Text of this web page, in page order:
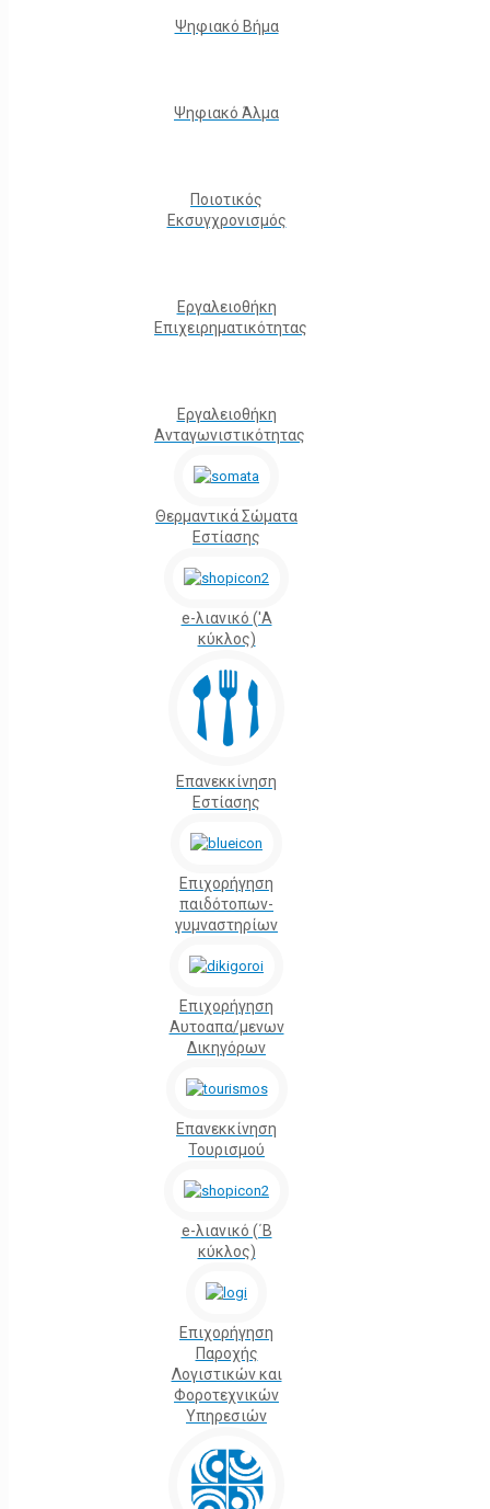
Ψηφιακό Βήμα
Ψηφιακό Άλμα
Ποιοτικός
Εκσυγχρονισμός
Εργαλειοθήκη
Eπιχειρηματικότητας
Εργαλειοθήκη
Ανταγωνιστικότητας
Θερμαντικά Σώματα
Εστίασης
e-λιανικό ('Α
κύκλος)
Επανεκκίνηση
Εστίασης
Επιχορήγηση
παιδότοπων-
γυμναστηρίων
Επιχορήγηση
Αυτοαπα/μενων
Δικηγόρων
Επανεκκίνηση
Τουρισμού
e-λιανικό (΄Β
κύκλος)
Επιχορήγηση
Παροχής
Λογιστικών και
Φοροτεχνικών
Υπηρεσιών